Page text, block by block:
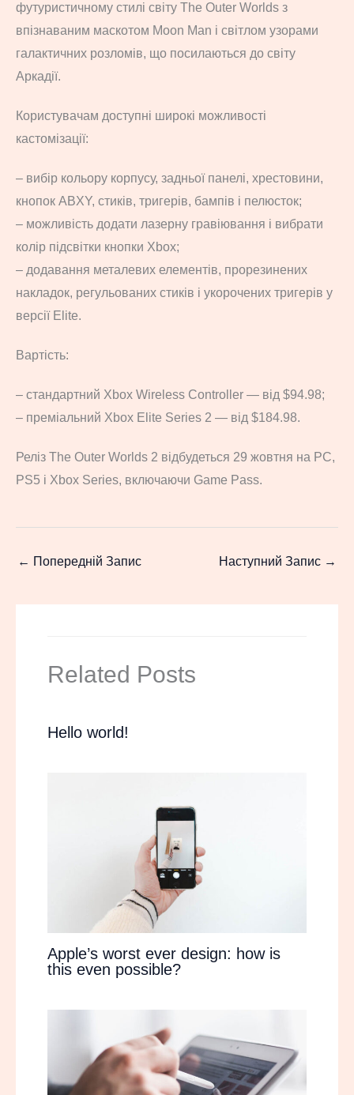
футуристичному стилі світу The Outer Worlds з
впізнаваним маскотом Moon Man і світлом узорами
галактичних розломів, що посилаються до світу
Аркадії.
Користувачам доступні широкі можливості
кастомізації:
– вибір кольору корпусу, задньої панелі, хрестовини,
кнопок ABXY, стиків, тригерів, бампів і пелюсток;
– можливість додати лазерну гравіювання і вибрати
колір підсвітки кнопки Xbox;
– додавання металевих елементів, прорезинених
накладок, регульованих стиків і укорочених тригерів у
версії Elite.
Вартість:
– стандартний Xbox Wireless Controller — від $94.98;
– преміальний Xbox Elite Series 2 — від $184.98.
Реліз The Outer Worlds 2 відбудеться 29 жовтня на PC,
PS5 і Xbox Series, включаючи Game Pass.
← Попередній Запис Наступний Запис →
Related Posts
Hello world!
Apple’s worst ever design: how is
this even possible?